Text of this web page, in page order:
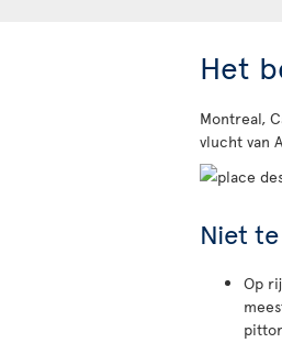
Het
Montreal,
vlucht van
Niet
Op